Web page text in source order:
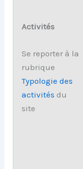
Activités
Se reporter à la
rubrique
Typologiedes
activités du
site